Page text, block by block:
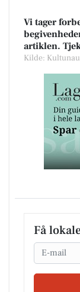
Vi tager
artiklen.
Kilde:
Få
Email